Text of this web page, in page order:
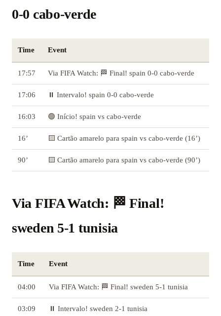
0-0 cabo-verde
Time Event
17:57 Via FIFA Watch: 🏁 Final! spain 0-0 cabo-verde
17:06 ⏸️ Intervalo! spain 0-0 cabo-verde
16:03 🟢 Início! spain vs cabo-verde
16’ 🟨 Cartão amarelo para spain vs cabo-verde (16’)
90’ 🟨 Cartão amarelo para spain vs cabo-verde (90’)
Via FIFA Watch: 🏁 Final!
sweden 5-1 tunisia
Time Event
04:00 Via FIFA Watch: 🏁 Final! sweden 5-1 tunisia
03:09 ⏸️ Intervalo! sweden 2-1 tunisia